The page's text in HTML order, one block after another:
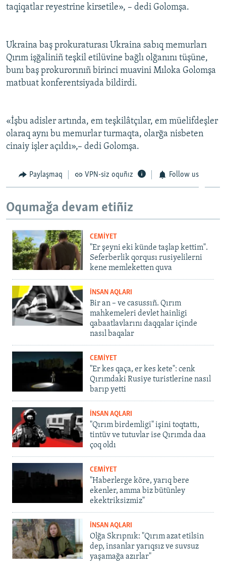
taqiqatlar reyestrine kirsetile», – dedi Golomşa.
Ukraina baş prokuraturası Ukraina sabıq memurları
Qırım işğaliniñ teşkil etilüvine bağlı olğanını tüşüne,
bunı baş prokurorınıñ birinci muavini Mıloka Golomşa
matbuat konferentsiyada bildirdi.
«İşbu adisler artında, em teşkilâtçılar, em müelifdeşler
olaraq aynı bu memurlar turmaqta, olarğa nisbeten
cinaiy işler açıldı»,– dedi Golomşa.
Paylaşmaq VPN-siz oquñız Follow us
Oqumağa devam etiñiz
CEMİYET
"Er şeyni eki künde taşlap kettim".
Seferberlik qorqusı rusiyelilerni
kene memleketten quva
İNSAN AQLARI
Bir an – ve casussıñ. Qırım
mahkemeleri devlet hainligi
qabaatlavlarını daqqalar içinde
nasıl baqalar
CEMİYET
"Er kes qaça, er kes kete": cenk
Qırımdaki Rusiye turistlerine nasıl
barıp yetti
İNSAN AQLARI
"Qırım birdemligi" işini toqtattı,
tintüv ve tutuvlar ise Qırımda daa
çoq oldı
CEMİYET
"Haberlerge köre, yarıq bere
ekenler, amma biz bütünley
ekektriksizmiz"
İNSAN AQLARI
Olğa Skrıpnık: "Qırım azat etilsin
dep, insanlar yarıqsız ve suvsuz
yaşamağa azırlar"